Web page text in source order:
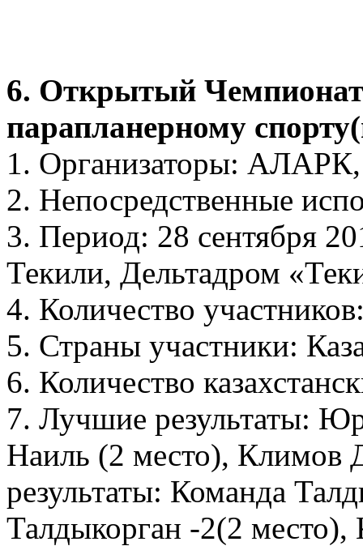
6. Открытый Чемпионат
парапланерному
1. Организаторы:
2. Непосредственные
3. Период: 28 сентября
Текили, Дельтадром
4. Количество
5. Страны участники:
6. Количество
7. Лучшие результаты:
Наиль (2 место), Климов
результаты: Команда
Талдыкорган -2(2